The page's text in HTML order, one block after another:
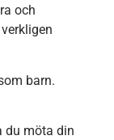
och
barn.
du möta din